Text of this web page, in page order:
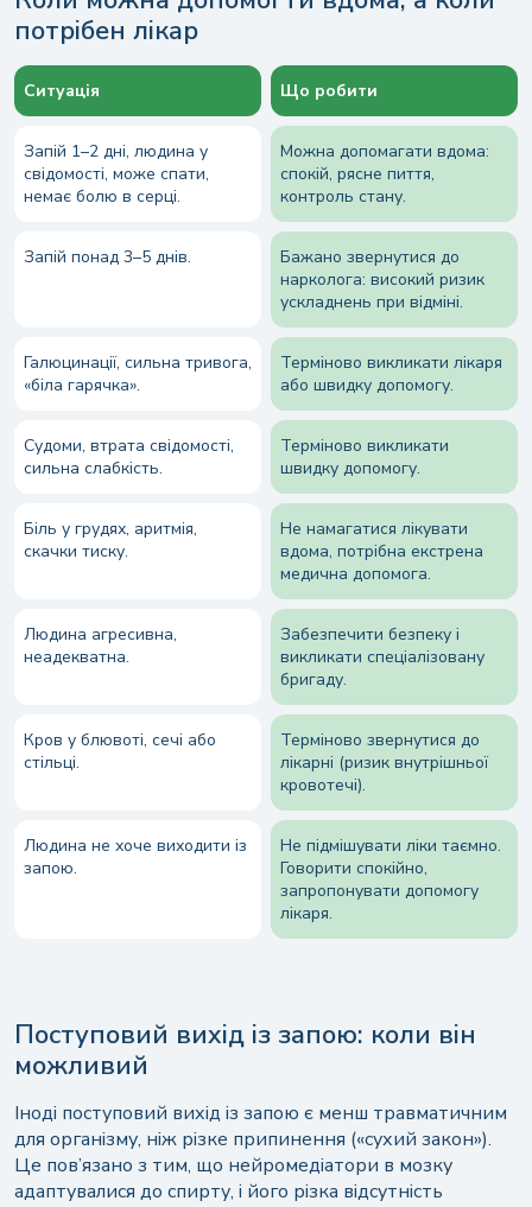
потрібен лікар
Ситуація Що робити
Запій 1–2 дні, людина у
свідомості, може спати,
немає болю в серці.
Можна допомагати вдома:
спокій, рясне пиття,
контроль стану.
Запій понад 3–5 днів.
Бажано звернутися до
нарколога: високий ризик
ускладнень при відміні.
Галюцинації, сильна тривога,
«біла гарячка».
Терміново викликати лікаря
або швидку допомогу.
Судоми, втрата свідомості,
сильна слабкість.
Терміново викликати
швидку допомогу.
Біль у грудях, аритмія,
скачки тиску.
Не намагатися лікувати
вдома, потрібна екстрена
медична допомога.
Людина агресивна,
неадекватна.
Забезпечити безпеку і
викликати спеціалізовану
бригаду.
Кров у блювоті, сечі або
стільці.
Терміново звернутися до
лікарні (ризик внутрішньої
кровотечі).
Людина не хоче виходити із
запою.
Не підмішувати ліки таємно.
Говорити спокійно,
запропонувати допомогу
лікаря.
Поступовий вихід із запою: коли він
можливий
Іноді поступовий вихід із запою є менш травматичним
для організму, ніж різке припинення («сухий закон»).
Це пов’язано з тим, що нейромедіатори в мозку
адаптувалися до спирту, і його різка відсутність